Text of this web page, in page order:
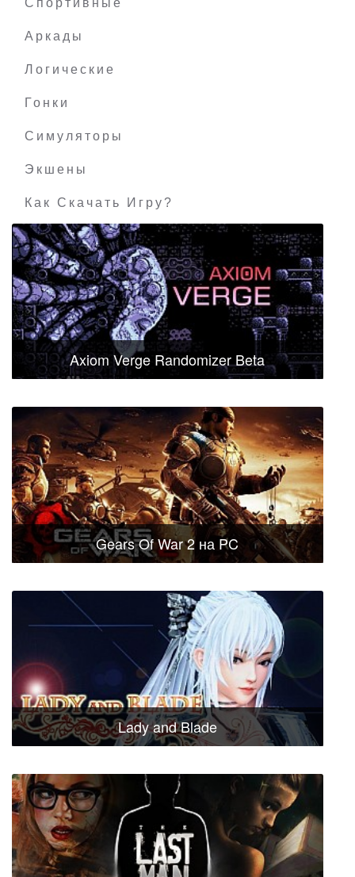
Аркады
Логические
Гонки
Симуляторы
Экшены
Как Скачать Игру?
Axiom Verge Randomizer Beta
Gears Of War 2 на PC
Lady and Blade